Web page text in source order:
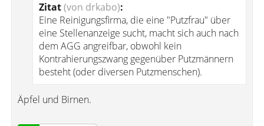
Zitat(von drkabo):
Eine Reinigungsfirma, die eine "Putzfrau" über
eine Stellenanzeige sucht, macht sich auch nach
dem AGG angreifbar, obwohl kein
Kontrahierungszwang gegenüber Putzmännern
besteht (oder diversen Putzmenschen).
Äpfel und Birnen.